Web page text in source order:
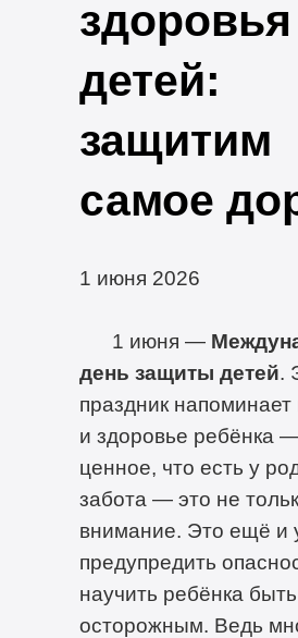
здоровья
детей:
защитим
самое
1 июня 2026
1 июня —
день защиты детей.
праздник
и здоровье ребёнка
ценное, что есть у
забота — это не
внимание. Это ещё и
предупредить
научить ребёнка быть
осторожным. Ведь